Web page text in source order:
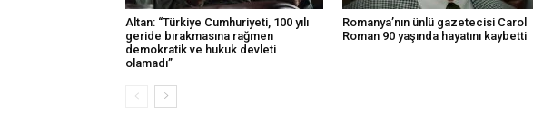
Altan: “Türkiye Cumhuriyeti, 100 yılı
geride bırakmasına rağmen
demokratik ve hukuk devleti
olamadı”
Romanya’nın ünlü gazetecisi Carol
Roman 90 yaşında hayatını kaybetti